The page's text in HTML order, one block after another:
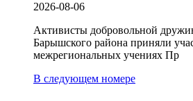
2026-08-06
Активисты добровольной
Барышского района приняли
межрегиональных учениях Пр
В следующем номере